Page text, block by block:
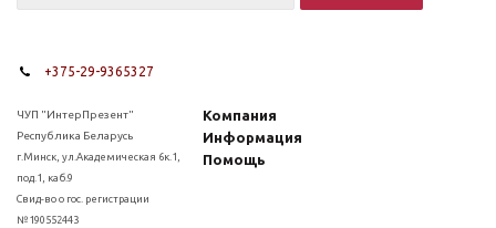
+375-29-9365327
ЧУП "ИнтерПрезент"
Республика Беларусь
г.Минск, ул.Академическая 6к.1,
под.1, каб.9
Свид-во о гос. регистрации
№190552443
Компания
Информация
Помощь